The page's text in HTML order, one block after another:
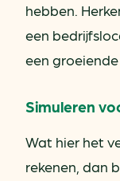
hebben.
een
een
Simuleren
Wat hier het
rekenen, dan